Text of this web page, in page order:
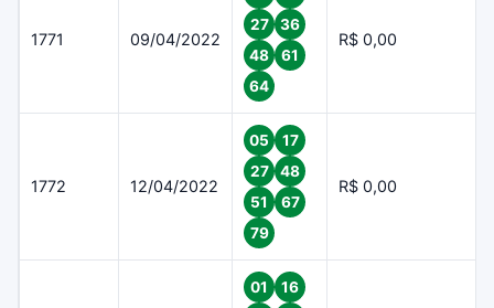
1771 09/04/2022
27
36
48
61
64
R$ 0,00
1772 12/04/2022
05
17
27
48
51
67
79
R$ 0,00
01
16